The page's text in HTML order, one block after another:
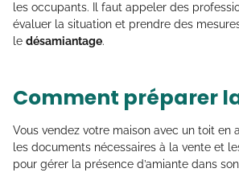
les occupants. Il faut appeler des
évaluer la situation et prendre des
le désamiantage.
Comment préparer
Vous vendez votre maison avec un toit en
les documents nécessaires à la vente et
pour gérer la présence d’amiante dans